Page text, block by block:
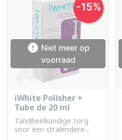
 Niet meer op
voorraad
iWhite Polisher +
Tube de 20 ml
Tandheelkundige zorg
voor een stralendere
-15%